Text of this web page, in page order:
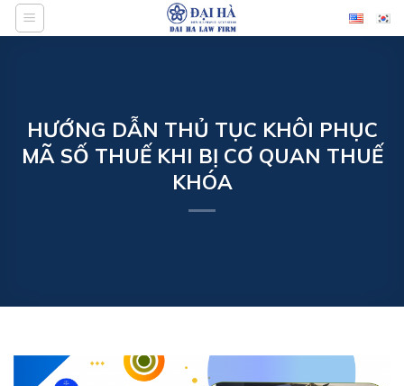
Bỏ
qua
HƯỚNG DẪN THỦ TỤC KHÔI PHỤC
MÃ SỐ THUẾ KHI BỊ CƠ QUAN THUẾ
KHÓA